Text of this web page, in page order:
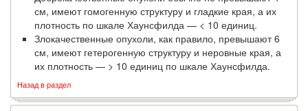
см, имеют гомогенную структуру и гладкие края, а их
плотность по шкале Хаунсфилда — < 10 еди­ниц.
Злокачественные опухоли, как правило, превышают 6
см, имеют гетерогенную структуру и неровные края, а
их плотность — > 10 единиц по шкале Хаунс­филда.
Назад в раздел